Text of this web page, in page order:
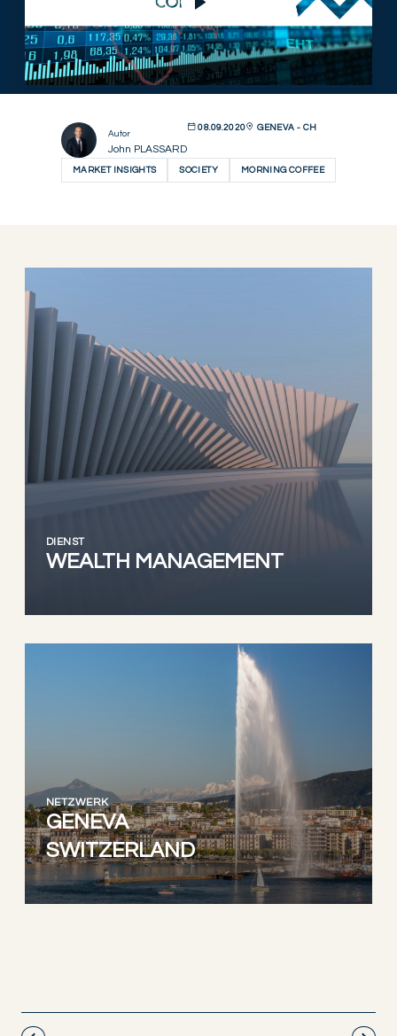
Autor
John PLASSARD
08.09.2020 GENEVA - CH
MARKET INSIGHTS SOCIETY MORNING COFFEE
DIENST
WEALTH MANAGEMENT
NETZWERK
GENEVA
SWITZERLAND